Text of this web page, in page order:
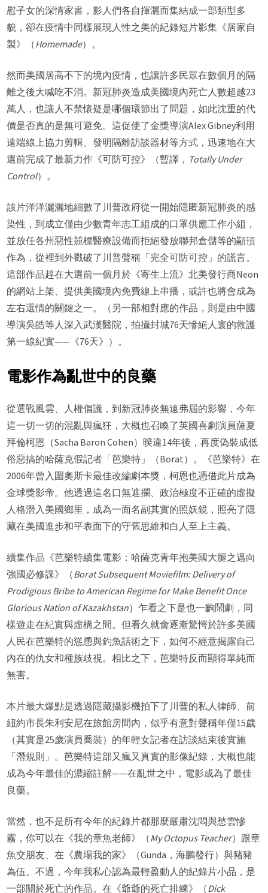
慰子女的深情家書，影人們各自揮灑而集結成一部類型多
貌，卻在疫情中同樣展現人性之美的紀錄短片影集《居家自
製》（Homemade）。
然而美國居高不下的境內疫情，也讓許多民眾在數個月的隔
離之後大喊吃不消。新冠肺炎造成美國境內死亡人數超越23
萬人，也讓人不禁懷疑是哪個環節出了問題，如此沈重的代
價是否真的是無可避免。這促使了金獎導演Alex Gibney利用
遠端線上協力剪輯、發明隔離訪談器材等方式，迅速地在大
選前完成了最新力作《可防可控》（暫譯， Totally Under
Control）。
該片洋洋灑灑地細數了川普政府從一開始隱匿新冠肺炎的感
染性，到成立僅由少數青年志工組成的口罩供應工作小組，
並放任各州惡性競標醫療設備而拒絕發放聯邦倉儲等的顢頇
作為，從裡到外戳破了川普聲稱「完全可防可控」的謊言。
這部作品趕在大選前一個月於《寄生上流》北美發行商Neon
的網站上架、提供美國境內免費線上串播，或許也將會成為
左右選情的關鍵之一。（另一部相對應的作品，則是由中國
導演吳皓等人深入武漢醫院，拍攝封城76天慘絕人寰的救護
第一線紀實——《76天》）。
電影作為亂世中的良藥
從選戰風雲、人權倡議，到新冠肺炎無遠弗屆的影響，今年
這一切一切的混亂與瘋狂，大概也召喚了英國喜劇演員薩夏
拜倫柯恩（Sacha Baron Cohen）暌違14年後，再度偽裝成低
俗惡搞的哈薩克假記者「芭樂特」（Borat）。《芭樂特》在
2006年曾入圍奧斯卡最佳改編劇本獎，柯恩也憑借此片成為
金球獎影帝。他透過這名口無遮攔、政治極度不正確的虛擬
人格潛入美國鄉里，成為一面名副其實的照妖鏡，照亮了隱
藏在美國進步和平表面下的守舊思維和白人至上主義。
續集作品《芭樂特續集電影：哈薩克青年抱美國大腿之邁向
強國必修課》（Borat Subsequent Moviefilm: Delivery of
Prodigious Bribe to American Regime for Make Benefit Once
Glorious Nation of Kazakhstan）乍看之下是也一齣鬧劇，同
樣遊走在紀實與虛構之間。但看久就會逐漸驚愕於許多美國
人民在芭樂特的慫恿與釣魚話術之下，如何不經意揭露自己
內在的仇女和種族歧視。相比之下，芭樂特反而顯得單純而
無害。
本片最大爆點是透過隱藏攝影機拍下了川普的私人律師、前
紐約市長朱利安尼在旅館房間內，似乎有意對聲稱年僅15歲
（其實是25歲演員喬裝）的年輕女記者在訪談結束後實施
「潛規則」。芭樂特這部又瘋又真實的影像紀錄，大概也能
成為今年最佳的濃縮註解——在亂世之中，電影成為了最佳
良藥。
當然，也不是所有今年的紀錄片都那麼嚴肅沈悶與愁雲慘
霧，你可以在《我的章魚老師》（My Octopus Teacher）跟章
魚交朋友、在《農場我的家》（Gunda，海鵬發行）與豬豬
為伍。不過，今年我私心認為最輕盈動人的紀錄片小品，是
一部關於死亡的作品。在《爺爺的死亡排練》（Dick